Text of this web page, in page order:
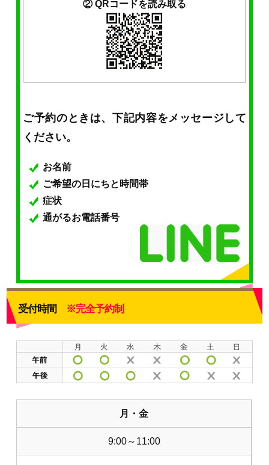
② QRコードを読み取る
ご予約のときは、下記内容をメッセージして
ください。
お名前
ご希望の日にちと時間帯
症状
通がるお電話番号
受付時間 ※完全予約制
月・金
9:00～11:00